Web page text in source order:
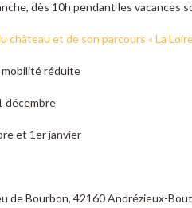
dès 10h pendant les vacances
château et de son parcours « La
mobilité réduite
décembre
et 1er janvier
de Bourbon, 42160 Andrézieux-